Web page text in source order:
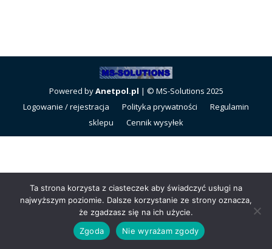
Powered byAnetpol.pl | © MS-Solutions 2025
Logowanie / rejestracja
Polityka prywatności
Regulamin
sklepu
Cennik wysyłek
Ta strona korzysta z ciasteczek aby świadczyć usługi na
najwyższym poziomie. Dalsze korzystanie ze strony oznacza,
że zgadzasz się na ich użycie.
Zgoda
Nie wyrażam zgody